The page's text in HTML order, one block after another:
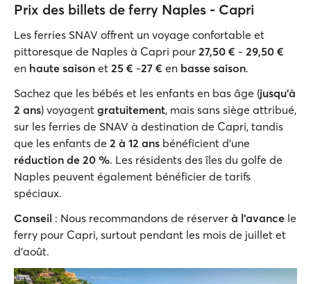
Prix des billets de ferry Naples - Capri
Les ferries SNAV offrent un voyage confortable et
pittoresque de Naples à Capri pour 27,50 € - 29,50 €
en haute saison et 25 € -27 € en basse saison.
Sachez que les bébés et les enfants en bas âge (jusqu'à
2 ans) voyagent gratuitement, mais sans siège attribué,
sur les ferries de SNAV à destination de Capri, tandis
que les enfants de 2 à 12 ans bénéficient d'une
réduction de 20 %. Les résidents des îles du golfe de
Naples peuvent également bénéficier de tarifs
spéciaux.
Conseil : Nous recommandons de réserver à l'avance le
ferry pour Capri, surtout pendant les mois de juillet et
d'août.